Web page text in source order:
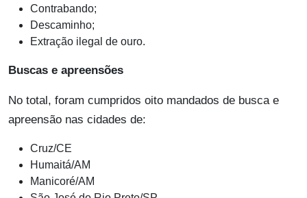
Contrabando;
Descaminho;
Extração ilegal de ouro.
Buscas e apreensões
No total, foram cumpridos oito mandados de busca e
apreensão nas cidades de:
Cruz/CE
Humaitá/AM
Manicoré/AM